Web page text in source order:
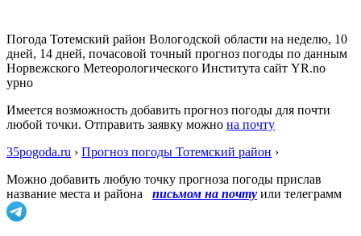
Погода Тотемский район Вологодской области на неделю, 10
дней, 14 дней, почасовой точный прогноз погоды по данным
Норвежского Метеорологического Института сайт YR.no
урно
Имеется возможность добавить прогноз погоды для почти
любой точки. Отправить заявку можно на почту
35pogoda.ru › Прогноз погоды Тотемский район ›
Можно добавить любую точку прогноза погоды прислав
название места и района
письмом на почту или телеграмм